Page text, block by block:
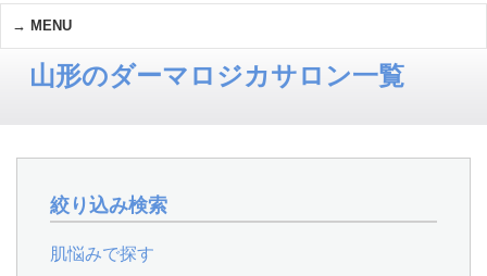
MENU
山形のダーマロジカサロン一覧
絞り込み検索
肌悩みで探す